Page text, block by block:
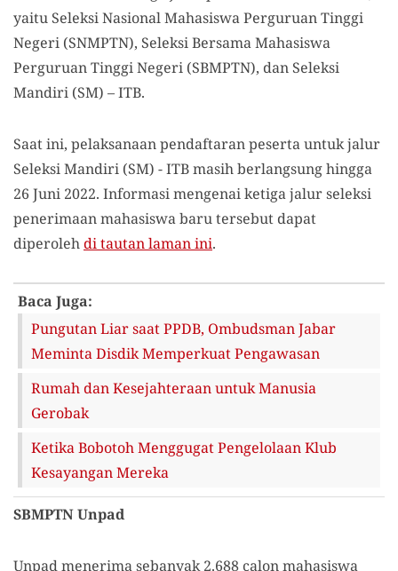
yaitu Seleksi Nasional Mahasiswa Perguruan Tinggi
Negeri (SNMPTN), Seleksi Bersama Mahasiswa
Perguruan Tinggi Negeri (SBMPTN), dan Seleksi
Mandiri (SM) – ITB.
Saat ini, pelaksanaan pendaftaran peserta untuk jalur
Seleksi Mandiri (SM) - ITB masih berlangsung hingga
26 Juni 2022. Informasi mengenai ketiga jalur seleksi
penerimaan mahasiswa baru tersebut dapat
diperolehdi tautan laman ini.
Baca Juga:
Pungutan Liar saat PPDB, Ombudsman Jabar
Meminta Disdik Memperkuat Pengawasan
Rumah dan Kesejahteraan untuk Manusia
Gerobak
Ketika Bobotoh Menggugat Pengelolaan Klub
Kesayangan Mereka
SBMPTN Unpad
Unpad menerima sebanyak 2.688 calon mahasiswa